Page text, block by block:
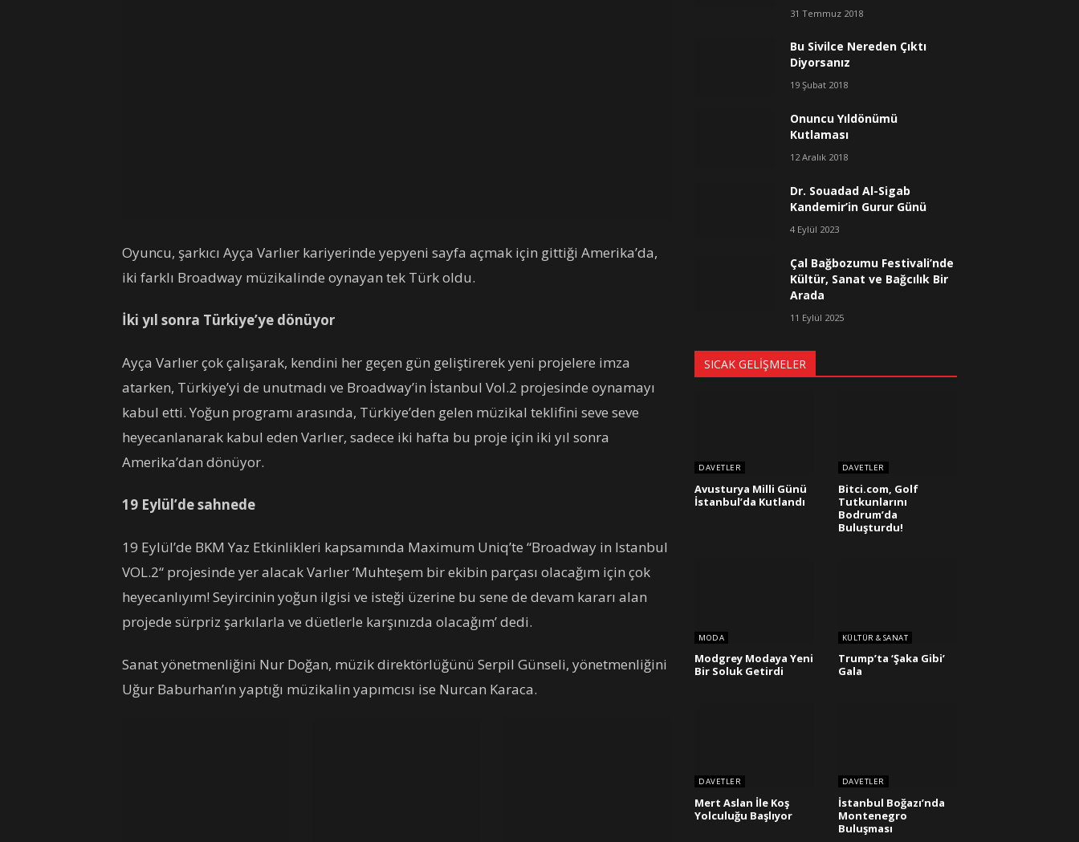
Oyuncu, şarkıcı Ayça Varlıer kariyerinde yepyeni sayfa açmak için gittiği Amerika’da,
iki farklı Broadway müzikalinde oynayan tek Türk oldu.
İki yıl sonra Türkiye’ye dönüyor
Ayça Varlıer çok çalışarak, kendini her geçen gün geliştirerek yeni projelere imza
atarken, Türkiye’yi de unutmadı ve Broadway’in İstanbul Vol.2 projesinde oynamayı
kabul etti. Yoğun programı arasında, Türkiye’den gelen müzikal teklifini seve seve
heyecanlanarak kabul eden Varlıer, sadece iki hafta bu proje için iki yıl sonra
Amerika’dan dönüyor.
19 Eylül’de sahnede
19 Eylül’de BKM Yaz Etkinlikleri kapsamında Maximum Uniq’te “Broadway in Istanbul
VOL.2“ projesinde yer alacak Varlıer ‘Muhteşem bir ekibin parçası olacağım için çok
heyecanlıyım! Seyircinin yoğun ilgisi ve isteği üzerine bu sene de devam kararı alan
projede sürpriz şarkılarla ve düetlerle karşınızda olacağım’ dedi.
Sanat yönetmenliğini Nur Doğan, müzik direktörlüğünü Serpil Günseli, yönetmenliğini
Uğur Baburhan’ın yaptığı müzikalin yapımcısı ise Nurcan Karaca.
31 Temmuz 2018
Bu Sivilce Nereden Çıktı
Diyorsanız
19 Şubat 2018
Onuncu Yıldönümü
Kutlaması
12 Aralık 2018
Dr. Souadad Al-Sigab
Kandemir’in Gurur Günü
4 Eylül 2023
Çal Bağbozumu Festivali’nde
Kültür, Sanat ve Bağcılık Bir
Arada
11 Eylül 2025
SICAK GELIŞMELER
DAVETLER
Avusturya Milli Günü
İstanbul’da Kutlandı
DAVETLER
Bitci.com, Golf
Tutkunlarını
Bodrum’da
Buluşturdu!
MODA
Modgrey Modaya Yeni
Bir Soluk Getirdi
KÜLTÜR & SANAT
Trump’ta ‘Şaka Gibi’
Gala
DAVETLER
Mert Aslan İle Koş
Yolculuğu Başlıyor
DAVETLER
İstanbul Boğazı’nda
Montenegro
Buluşması